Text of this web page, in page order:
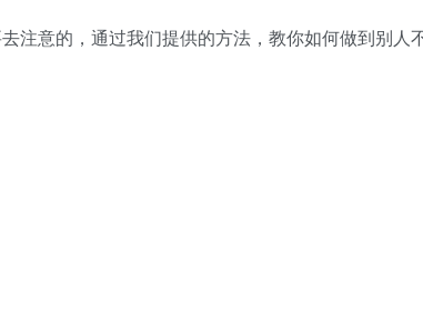
注意的，通过我们提供的方法，教你如何做到别人